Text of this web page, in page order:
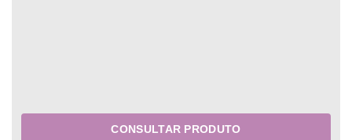
CONSULTAR PRODUTO